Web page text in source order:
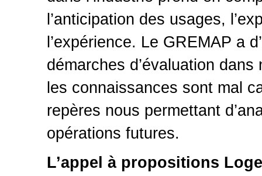
l’anticipation des usages,
l’expérience. Le GREMAP a
démarches d’évaluation
les connaissances sont mal
repères nous permettant
opérations futures.
L’appel à propositions